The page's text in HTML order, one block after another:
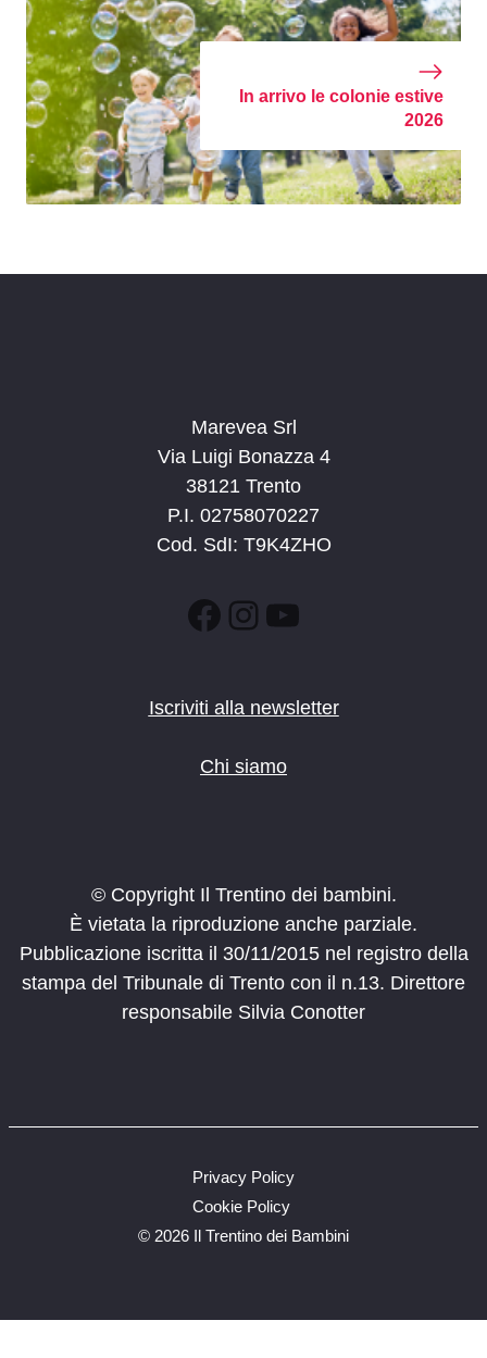
In arrivo le colonie estive
2026
Marevea Srl
Via Luigi Bonazza 4
38121 Trento
P.I. 02758070227
Cod. SdI: T9K4ZHO
Facebook
Instagram
YouTube
Iscriviti alla newsletter
Chi siamo
© Copyright Il Trentino dei bambini.
È vietata la riproduzione anche parziale.
Pubblicazione iscritta il 30/11/2015 nel registro della
stampa del Tribunale di Trento con il n.13. Direttore
responsabile Silvia Conotter
© 2026 Il Trentino dei Bambini
Privacy Policy
Cookie Policy